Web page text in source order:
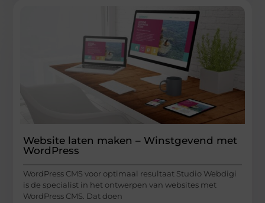
Website laten maken – Winstgevend met
WordPress
WordPress CMS voor optimaal resultaat Studio Webdigi
is de specialist in het ontwerpen van websites met
WordPress CMS. Dat doen